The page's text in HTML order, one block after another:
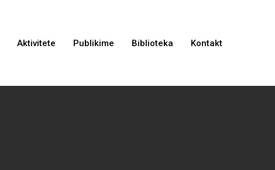
Aktivitete Publikime Biblioteka Kontakt